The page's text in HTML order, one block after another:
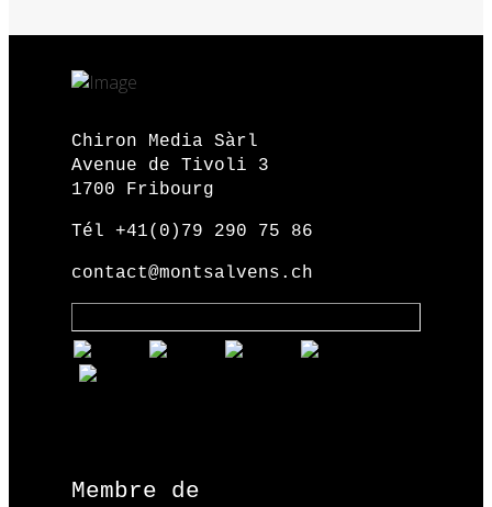
Chiron Media Sàrl
Avenue de Tivoli 3
1700 Fribourg
Tél +41(0)79 290 75 86
contact@montsalvens.ch
Membre de